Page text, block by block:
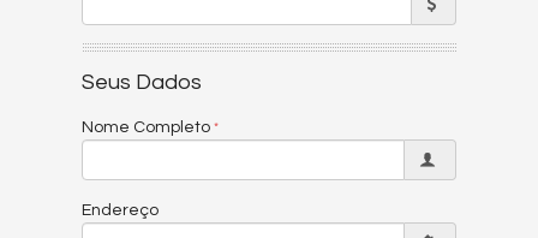
Seus Dados
Nome Completo
Endereço